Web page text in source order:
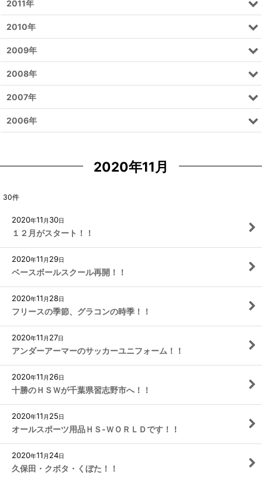
2020年11月
30件
2020年11 月 30日
１２月がスタート！！
2020年11 月 29日
ベースボールスクール再開！！
2020年11 月 28日
フリースの季節、グラコンの時季！！
2020年11 月 27日
アンダーアーマーのサッカーユニフォーム！！
2020年11 月 26日
十勝のＨＳＷが千葉県習志野市へ！！
2020年11 月 25日
オールスポーツ用品ＨＳ‐ＷＯＲＬＤです！！
2020年11 月 24日
久保田・クボタ・くぼた！！
2011年
2010年
2009年
2008年
2007年
2006年